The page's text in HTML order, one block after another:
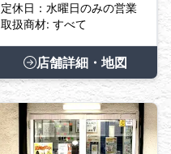
定休日：水曜日のみの営業
取扱商材: すべて
店舗詳細・地図